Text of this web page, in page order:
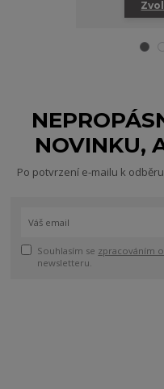
NOVINKU,
Po potvrzení e-mailu k
Souhlasím se zpracováním
newsletteru.